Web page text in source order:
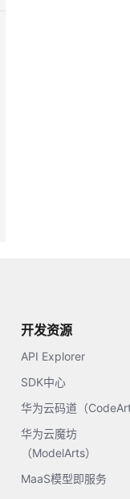
开发资源
API Explorer
SDK中心
华为云码道（
华为云魔坊
（ModelArts）
MaaS模型即服务